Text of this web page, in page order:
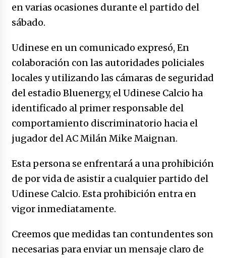
en varias ocasiones durante el partido del
sábado.
Udinese en un comunicado expresó, En
colaboración con las autoridades policiales
locales y utilizando las cámaras de seguridad
del estadio Bluenergy, el Udinese Calcio ha
identificado al primer responsable del
comportamiento discriminatorio hacia el
jugador del AC Milán Mike Maignan.
Esta persona se enfrentará a una prohibición
de por vida de asistir a cualquier partido del
Udinese Calcio. Esta prohibición entra en
vigor inmediatamente.
Creemos que medidas tan contundentes son
necesarias para enviar un mensaje claro de